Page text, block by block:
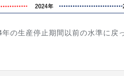
の生産停止期間以前の水準に